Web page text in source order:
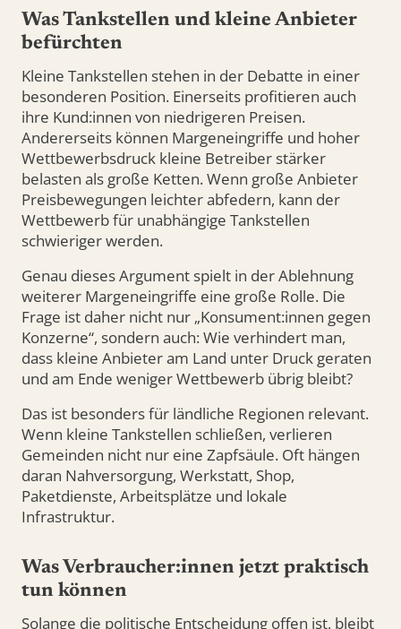
Was Tankstellen und kleine Anbieter
befürchten
Kleine Tankstellen stehen in der Debatte in einer
besonderen Position. Einerseits profitieren auch
ihre Kund:innen von niedrigeren Preisen.
Andererseits können Margeneingriffe und hoher
Wettbewerbsdruck kleine Betreiber stärker
belasten als große Ketten. Wenn große Anbieter
Preisbewegungen leichter abfedern, kann der
Wettbewerb für unabhängige Tankstellen
schwieriger werden.
Genau dieses Argument spielt in der Ablehnung
weiterer Margeneingriffe eine große Rolle. Die
Frage ist daher nicht nur „Konsument:innen gegen
Konzerne“, sondern auch: Wie verhindert man,
dass kleine Anbieter am Land unter Druck geraten
und am Ende weniger Wettbewerb übrig bleibt?
Das ist besonders für ländliche Regionen relevant.
Wenn kleine Tankstellen schließen, verlieren
Gemeinden nicht nur eine Zapfsäule. Oft hängen
daran Nahversorgung, Werkstatt, Shop,
Paketdienste, Arbeitsplätze und lokale
Infrastruktur.
Was Verbraucher:innen jetzt praktisch
tun können
Solange die politische Entscheidung offen ist, bleibt